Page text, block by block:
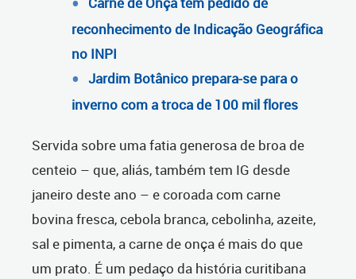
reconhecimento de Indicação Geográfica
no INPI
Jardim Botânico prepara-se para o
inverno com a troca de 100 mil flores
Servida sobre uma fatia generosa de broa de
centeio – que, aliás, também tem IG desde
janeiro deste ano – e coroada com carne
bovina fresca, cebola branca, cebolinha, azeite,
sal e pimenta, a carne de onça é mais do que
um prato. É um pedaço da história curitibana